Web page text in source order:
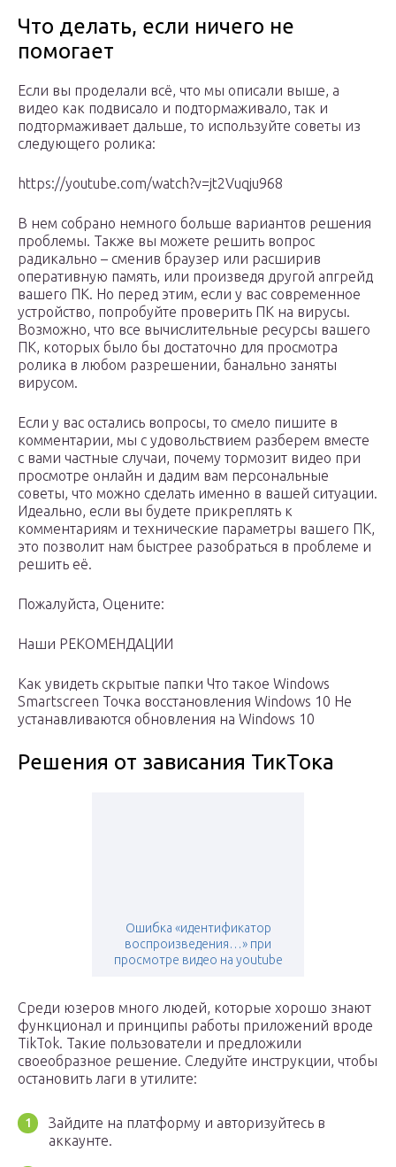
Что делать, если ничего не
помогает
Если вы проделали всё, что мы описали выше, а
видео как подвисало и подтормаживало, так и
подтормаживает дальше, то используйте советы из
следующего ролика:
https://youtube.com/watch?v=jt2Vuqju968
В нем собрано немного больше вариантов решения
проблемы. Также вы можете решить вопрос
радикально – сменив браузер или расширив
оперативную память, или произведя другой апгрейд
вашего ПК. Но перед этим, если у вас современное
устройство, попробуйте проверить ПК на вирусы.
Возможно, что все вычислительные ресурсы вашего
ПК, которых было бы достаточно для просмотра
ролика в любом разрешении, банально заняты
вирусом.
Если у вас остались вопросы, то смело пишите в
комментарии, мы с удовольствием разберем вместе
с вами частные случаи, почему тормозит видео при
просмотре онлайн и дадим вам персональные
советы, что можно сделать именно в вашей ситуации.
Идеально, если вы будете прикреплять к
комментариям и технические параметры вашего ПК,
это позволит нам быстрее разобраться в проблеме и
решить её.
Пожалуйста, Оцените:
Наши РЕКОМЕНДАЦИИ
Как увидеть скрытые папки Что такое Windows
Smartscreen Точка восстановления Windows 10 Не
устанавливаются обновления на Windows 10
Решения от зависания ТикТока
Ошибка «идентификатор
воспроизведения…» при
просмотре видео на youtube
Среди юзеров много людей, которые хорошо знают
функционал и принципы работы приложений вроде
TikTok. Такие пользователи и предложили
своеобразное решение. Следуйте инструкции, чтобы
остановить лаги в утилите:
Зайдите на платформу и авторизуйтесь в
аккаунте.